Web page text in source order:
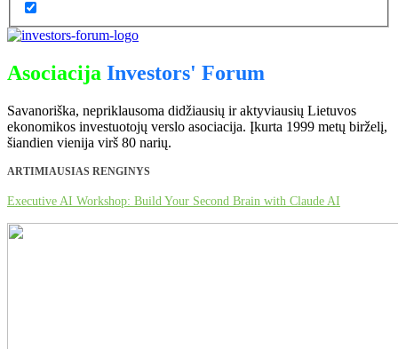
Asociacija Investors' Forum
Savanoriška, nepriklausoma didžiausių ir aktyviausių Lietuvos
ekonomikos investuotojų verslo asociacija. Įkurta 1999 metų birželį,
šiandien vienija virš 80 narių.
ARTIMIAUSIAS RENGINYS
Executive AI Workshop: Build Your Second Brain with Claude AI